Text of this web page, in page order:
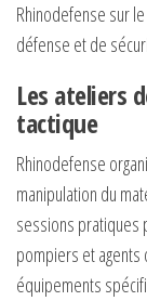
Rhinodefense sur
défense et de
Les ateliers
tactique
Rhinodefense
manipulation du
sessions pratiques
pompiers et
équipements